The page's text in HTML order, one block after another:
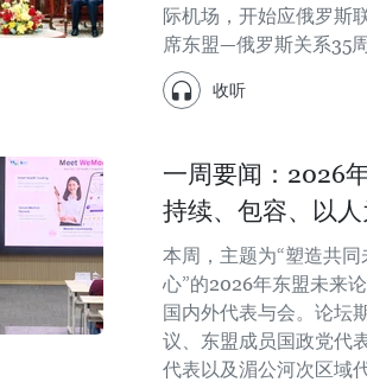
际机场，开始应俄罗斯
席东盟—俄罗斯关系35
收听
一周要闻：2026
持续、包容、以
本周，主题为“塑造共
心”的2026年东盟未来
国内外代表与会。论坛
议、东盟成员国政党代
代表以及湄公河次区域